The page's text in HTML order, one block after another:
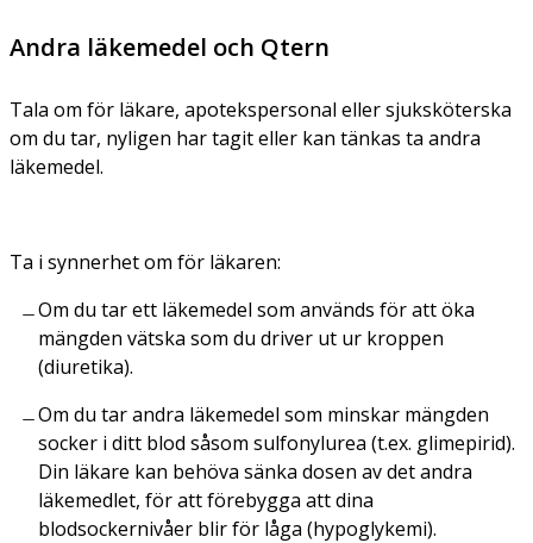
Andra läkemedel och Qtern
Tala om för läkare, apotekspersonal eller sjuksköterska
om du tar, nyligen har tagit eller kan tänkas ta andra
läkemedel.
Ta i synnerhet om för läkaren:
Om du tar ett läkemedel som används för att öka
mängden vätska som du driver ut ur kroppen
(diuretika).
Om du tar andra läkemedel som minskar mängden
socker i ditt blod såsom sulfonylurea (t.ex. glimepirid).
Din läkare kan behöva sänka dosen av det andra
läkemedlet, för att förebygga att dina
blodsockernivåer blir för låga (hypoglykemi).